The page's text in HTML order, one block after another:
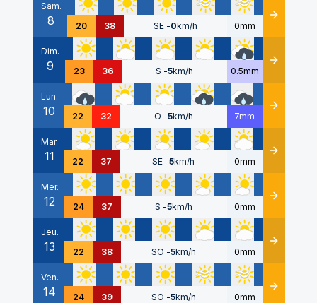
Sam.
8 20 38 SE -0km/h 0mm Détails
Dim.
9 23 36 S -5km/h 0.5mm Détails
Lun.
10 22 32 O -5km/h 7mm Détails
Mar.
11 22 37 SE -5km/h 0mm Détails
Mer.
12 24 37 S -5km/h 0mm Détails
Jeu.
13 22 38 SO -5km/h 0mm Détails
Ven.
14 24 39 SO -5km/h 0mm Détails